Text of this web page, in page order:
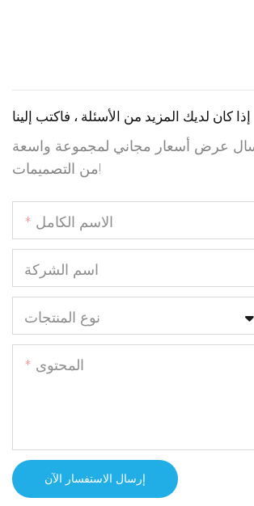
إذا كان لديك المزيد من الأسئلة ، فاكتب إلينا
عرض أسعار مجاني لمجموعة واسعة
من التصميمات!
الاسم الكامل
اسم الشركة
نوع المنتجات
المحتوى
إرسال الاستفسار الآن